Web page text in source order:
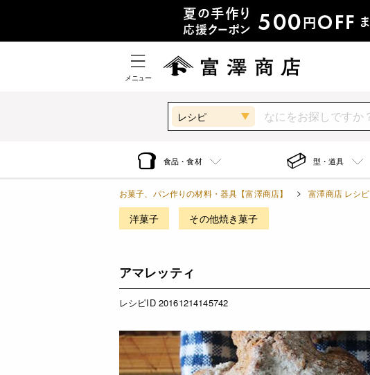
メニュー
レシピ
食品・食材 型・道具
お菓子、パン作りの材料・器具【富澤商店】 富澤商店 レシピ
洋菓子 その他焼き菓子
アマレッティ
レシピID 20161214145742